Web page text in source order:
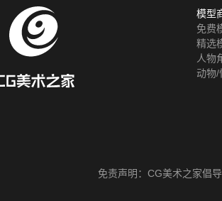
模型
免费
精选
人物
动物/
免责声明： CG美术之家倡